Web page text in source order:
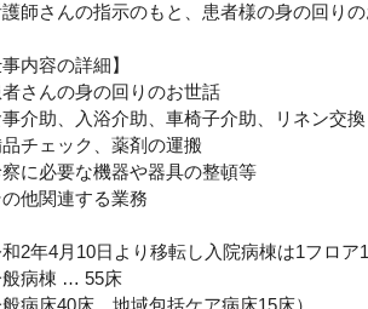
護師さんの指示のもと、患者様の身の回りの
事内容の詳細】
さんの身の回りのお世話
介助、入浴介助、車椅子介助、リネン交換
チェック、薬剤の運搬
に必要な機器や器具の整頓等
他関連する業務
和2年4月10日より移転し入院病棟は1フロア
般病棟 … 55床